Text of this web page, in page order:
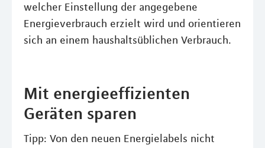
welcher Einstellung der angegebene
Energieverbrauch erzielt wird und orientieren
sich an einem haushaltsüblichen Verbrauch.
Mit energieeffizienten
Geräten sparen
Tipp: Von den neuen Energielabels nicht